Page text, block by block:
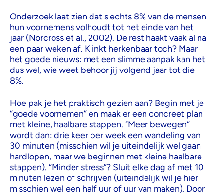
Onderzoek laat zien dat slechts 8% van de mensen
hun voornemens volhoudt tot het einde van het
jaar (Norcross et al., 2002). De rest haakt vaak al na
een paar weken af. Klinkt herkenbaar toch? Maar
het goede nieuws: met een slimme aanpak kan het
dus wel, wie weet behoor jij volgend jaar tot die
8%.
Hoe pak je het praktisch gezien aan? Begin met je
“goede voornemen” en maak er een concreet plan
met kleine, haalbare stappen. “Meer bewegen”
wordt dan: drie keer per week een wandeling van
30 minuten (misschien wil je uiteindelijk wel gaan
hardlopen, maar we beginnen met kleine haalbare
stappen). “Minder stress”? Sluit elke dag af met 10
minuten lezen of schrijven (uiteindelijk wil je hier
misschien wel een half uur of uur van maken). Door